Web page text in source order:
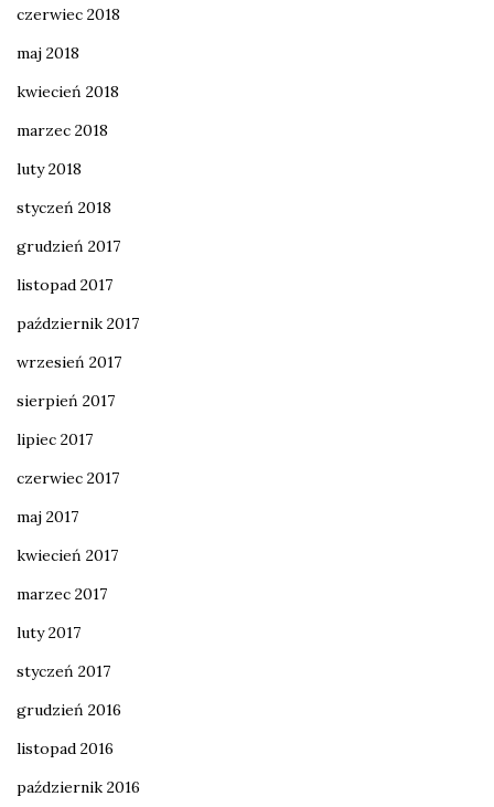
czerwiec 2018
maj 2018
kwiecień 2018
marzec 2018
luty 2018
styczeń 2018
grudzień 2017
listopad 2017
październik 2017
wrzesień 2017
sierpień 2017
lipiec 2017
czerwiec 2017
maj 2017
kwiecień 2017
marzec 2017
luty 2017
styczeń 2017
grudzień 2016
listopad 2016
październik 2016